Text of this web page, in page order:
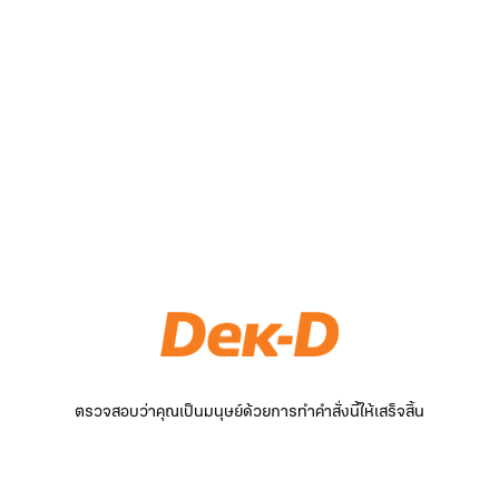
ตรวจสอบว่าคุณเป็นมนุษย์ด้วยการทำคำสั่งนี้ให้เสร็จสิ้น